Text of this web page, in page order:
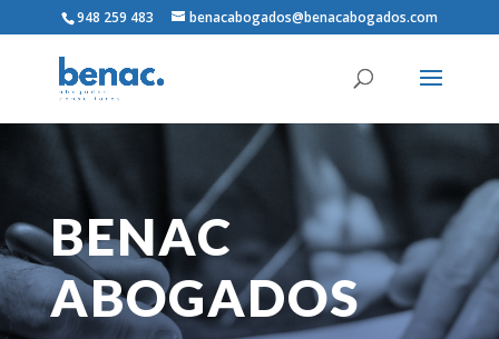
948 259 483 benacabogados@benacabogados.com
BENAC
ABOGADOS